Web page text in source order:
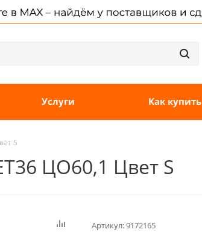
Услуги Как купить
S
ЦО60,1 Цвет S
Артикул:9172165